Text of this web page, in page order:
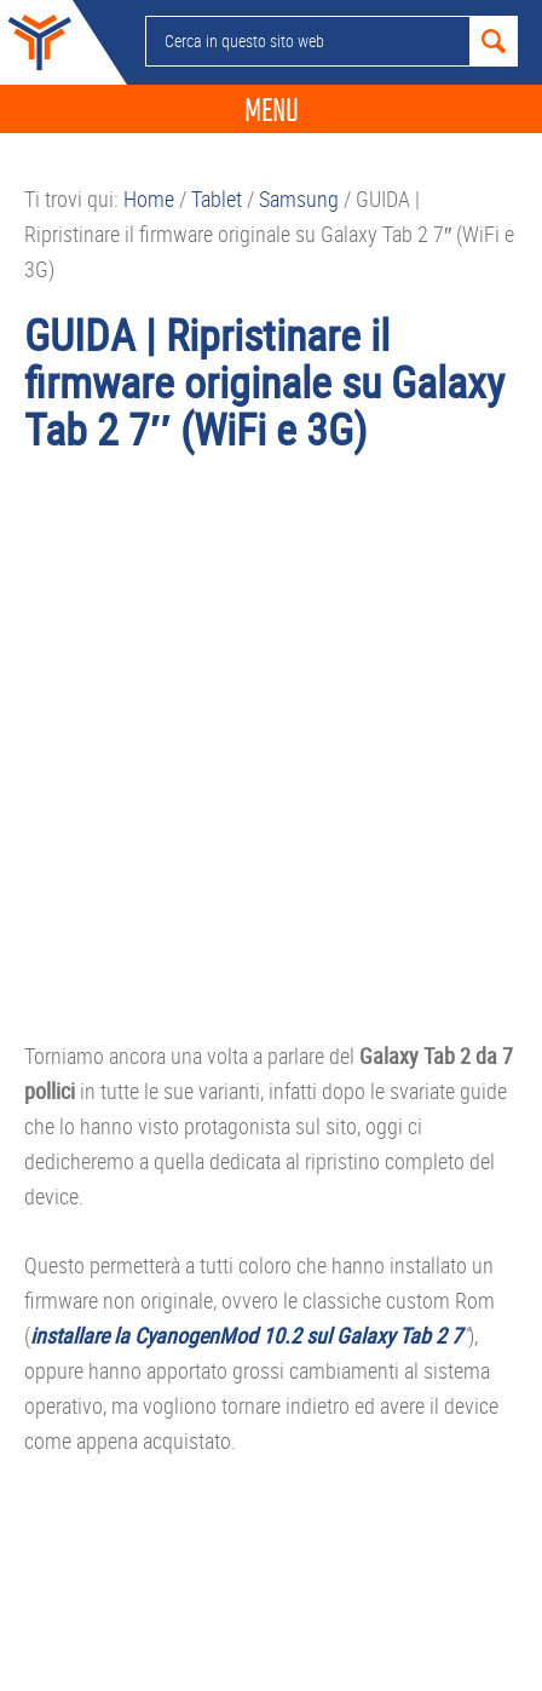
Passa
alla
navigazione
Passa
contenuto
Passa
alla
barra
Passa
piè
Cerca
in
sito
MENU
GUIDE ACQUISTO
TABLET
APP
Ti trovi qui: Home/Tablet/Samsung / GUIDA |
Ripristinare il firmware originale su Galaxy Tab 2 7″ (WiFi e
3G)
GUIDA | Ripristinare il
firmware originale su Galaxy
Tab 2 7″ (WiFi e 3G)
Torniamo ancora una volta a parlare del Galaxy Tab 2 da 7
pollici in tutte le sue varianti, infatti dopo le svariate guide
che lo hanno visto protagonista sul sito, oggi ci
dedicheremo a quella dedicata al ripristino completo del
device.
Questo permetterà a tutti coloro che hanno installato un
firmware non originale, ovvero le classiche custom Rom
(installare la CyanogenMod 10.2 sul Galaxy Tab 2 7“),
oppure hanno apportato grossi cambiamenti al sistema
operativo, ma vogliono tornare indietro ed avere il device
come appena acquistato.